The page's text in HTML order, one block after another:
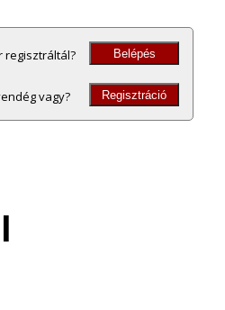
regisztráltál? Belépés
vagy? Regisztráció